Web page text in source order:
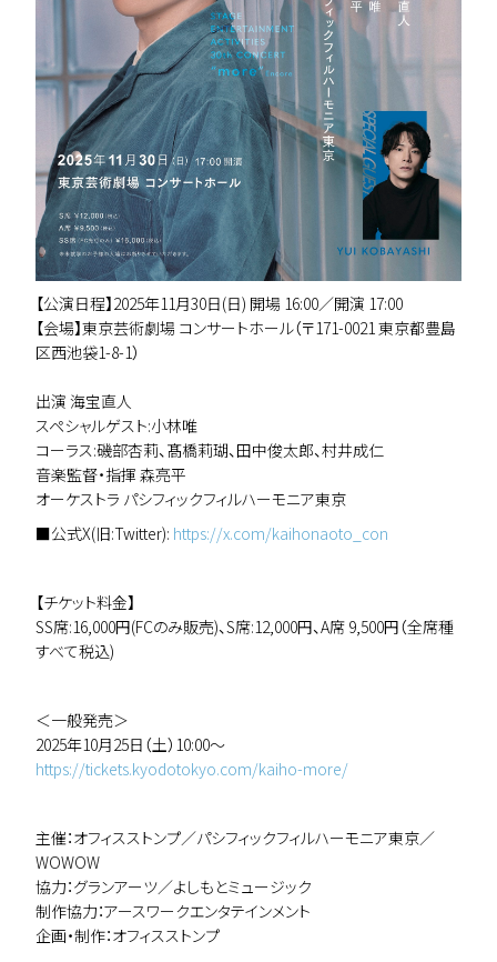
【公演日程】2025年11月30日(日) 開場 16:00／開演 17:00
【会場】東京芸術劇場 コンサートホール（〒171-0021 東京都豊島
区西池袋1-8-1）
出演 海宝直人
スペシャルゲスト:小林唯
コーラス:磯部杏莉、髙橋莉瑚、田中俊太郎、村井成仁
音楽監督・指揮 森亮平
オーケストラ パシフィックフィルハーモニア東京
■公式X(旧:Twitter): https://x.com/kaihonaoto_con
【チケット料金】
SS席:16,000円(FCのみ販売)、S席:12,000円、A席 9,500円（全席種
すべて税込)
＜一般発売＞
2025年10月25日（土）10:00～
https://tickets.kyodotokyo.com/kaiho-more/
主催：オフィスストンプ／パシフィックフィルハーモニア東京／
WOWOW
協力：グランアーツ／よしもとミュージック
制作協力：アースワークエンタテインメント
企画・制作：オフィスストンプ